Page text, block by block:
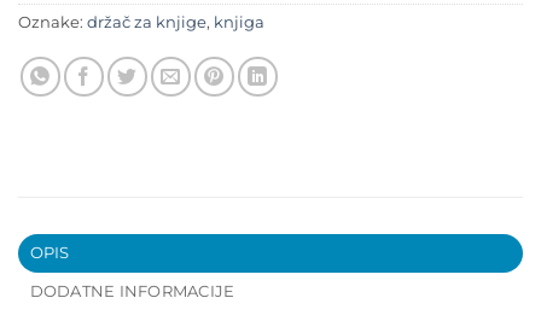
Oznake: držač za knjige, knjiga
OPIS
DODATNE INFORMACIJE